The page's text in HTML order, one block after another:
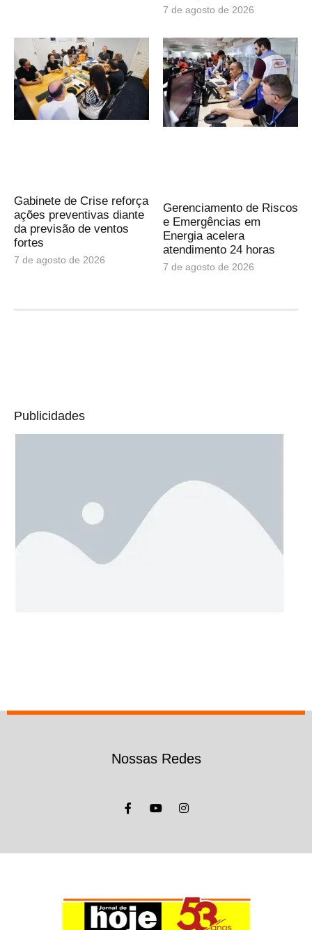
7 de agosto de 2026
Gabinete de Crise reforça
ações preventivas diante
da previsão de ventos
fortes
7 de agosto de 2026
Gerenciamento de Riscos
e Emergências em
Energia acelera
atendimento 24 horas
7 de agosto de 2026
Publicidades
Nossas Redes